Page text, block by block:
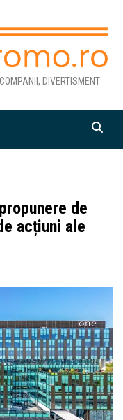
DIVERTISMENT
de
acțiuni ale